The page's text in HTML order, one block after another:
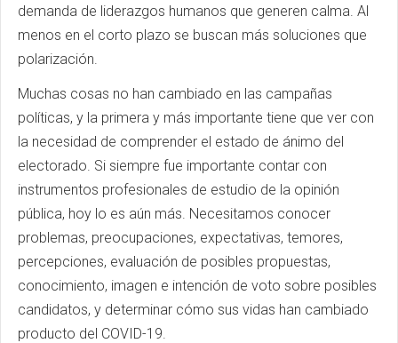
demanda de liderazgos humanos que generen calma. Al
menos en el corto plazo se buscan más soluciones que
polarización.
Muchas cosas no han cambiado en las campañas
políticas, y la primera y más importante tiene que ver con
la necesidad de comprender el estado de ánimo del
electorado. Si siempre fue importante contar con
instrumentos profesionales de estudio de la opinión
pública, hoy lo es aún más. Necesitamos conocer
problemas, preocupaciones, expectativas, temores,
percepciones, evaluación de posibles propuestas,
conocimiento, imagen e intención de voto sobre posibles
candidatos, y determinar cómo sus vidas han cambiado
producto del COVID-19.